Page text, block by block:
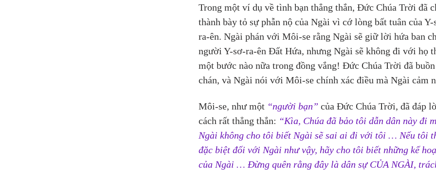
Trong một ví dụ về tình bạn thẳng thắn, Đức Chúa Trời đã
thành bày tỏ sự phẫn nộ của Ngài vì cớ lòng bất tuân của Y-
ra-ên. Ngài phán với Môi-se rằng Ngài sẽ giữ lời hứa ban
người Y-sơ-ra-ên Đất Hứa, nhưng Ngài sẽ không đi với họ
một bước nào nữa trong đồng vắng! Đức Chúa Trời đã buồn
chán, và Ngài nói với Môi-se chính xác điều mà Ngài cảm
Môi-se, như một “người bạn” của Đức Chúa Trời, đã đáp
cách rất thẳng thắn: “Kìa, Chúa đã bảo tôi dẫn dân này đi
Ngài không cho tôi biết Ngài sẽ sai ai đi với tôi … Nếu tôi
đặc biệt đối với Ngài như vậy, hãy cho tôi biết những kế
của Ngài … Đừng quên rằng đây là dân sự CỦA NGÀI,